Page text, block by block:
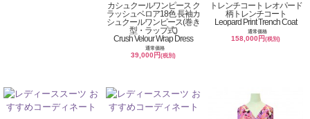
カシュクールワンピース ク
ラッシュベロア18色 長袖カ
シュクールワンピース(巻き
型・ラップ式)
Crush Velour Wrap Dress
通常価格
39,000円(税別)
トレンチコート レオパード
柄トレンチコート
Leopard Print Trench Coat
通常価格
158,000円(税別)